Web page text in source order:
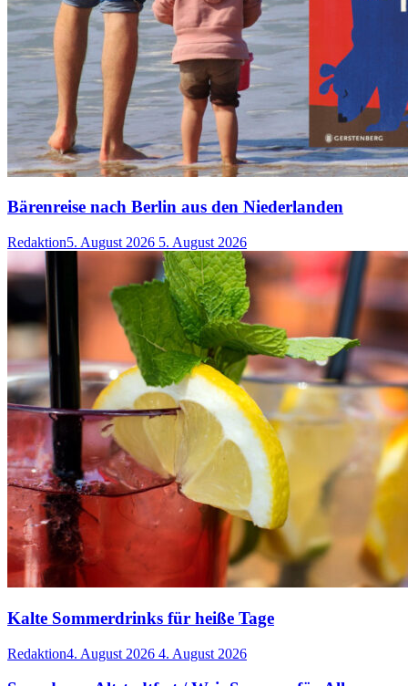
Bärenreise nach Berlin aus den Niederlanden
Redaktion5. August 2026 5. August 2026
Kalte Sommerdrinks für heiße Tage
Redaktion4. August 2026 4. August 2026